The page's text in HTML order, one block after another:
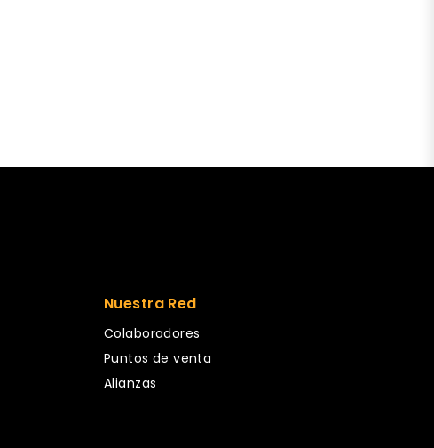
Nuestra Red
Colaboradores
Puntos de venta
Alianzas